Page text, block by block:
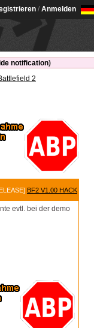
/ Anmelden
notification)
2
BF2 V1.00 HACK
evtl. bei der demo